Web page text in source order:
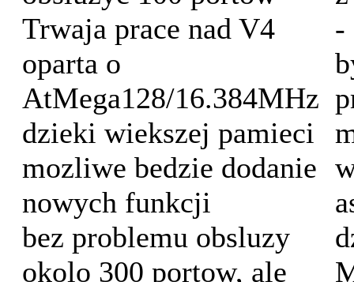
Trwaja prace nad V4
oparta o
AtMega128/16.384MHz
dzieki wiekszej pamieci
mozliwe bedzie dodanie
nowych funkcji
bez problemu obsluzy
okolo 300 portow, ale
-